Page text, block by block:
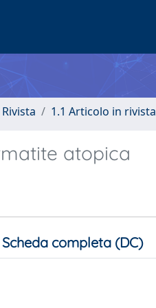
1.1 Articolo in rivista
atopica
Scheda completa (DC)